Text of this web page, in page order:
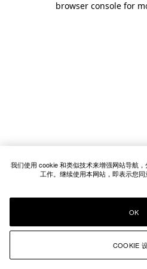
browser console for
我们使用 cookie 和类似技术来增强网站导航
工作。继续使用本网站，即表示您同
COOKIE
OK